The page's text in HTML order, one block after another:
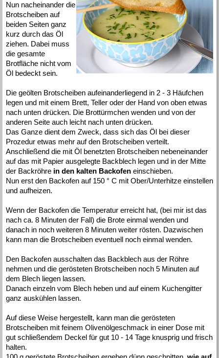
Nun nacheinander die
Brotscheiben auf
beiden Seiten ganz
kurz durch das Öl
ziehen. Dabei muss
die gesamte
Brotfläche nicht vom
Öl bedeckt sein.
Die geölten Brotscheiben aufeinanderliegend in 2 - 3 Häufchen
legen und mit einem Brett, Teller oder der Hand von oben etwas
nach unten drücken. Die Brottürmchen wenden und von der
anderen Seite auch leicht nach unten drücken.
Das Ganze dient dem Zweck, dass sich das Öl bei dieser
Prozedur etwas mehr auf den Brotscheiben verteilt.
Anschließend die mit Öl benetzten Brotscheiben nebeneinander
auf das mit Papier ausgelegte Backblech legen und in der Mitte
der Backröhre in den kalten Backofen einschieben.
Nun erst den Backofen auf 150 ° C mit Ober/Unterhitze einstellen
und aufheizen.
Wenn der Backofen die Temperatur erreicht hat, (bei mir ist das
nach ca. 8 Minuten der Fall) die Brote einmal wenden und
danach in noch weiteren 8 Minuten weiter rösten. Dazwischen
kann man die Brotscheiben eventuell noch einmal wenden.
Den Backofen ausschalten das Backblech aus der Röhre
nehmen und die gerösteten Brotscheiben noch 5 Minuten auf
dem Blech liegen lassen.
Danach einzeln vom Blech heben und auf einem Kuchengitter
ganz auskühlen lassen.
Auf diese Weise hergestellt, kann man die gerösteten
Brotscheiben mit feinem Olivenölgeschmack in einer Dose mit
gut schließendem Deckel für gut 10 - 14 Tage knusprig und frisch
halten.